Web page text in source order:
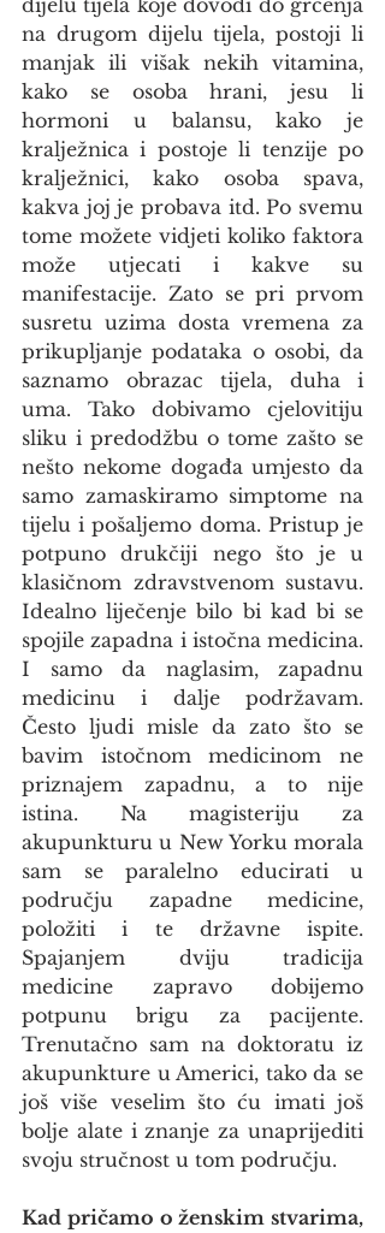
dijelu tijela koje dovodi do grčenja
na drugom dijelu tijela, postoji li
manjak ili višak nekih vitamina,
kako se osoba hrani, jesu li
hormoni u balansu, kako je
kralježnica i postoje li tenzije po
kralježnici, kako osoba spava,
kakva joj je probava itd. Po svemu
tome možete vidjeti koliko faktora
može utjecati i kakve su
manifestacije. Zato se pri prvom
susretu uzima dosta vremena za
prikupljanje podataka o osobi, da
saznamo obrazac tijela, duha i
uma. Tako dobivamo cjelovitiju
sliku i predodžbu o tome zašto se
nešto nekome događa umjesto da
samo zamaskiramo simptome na
tijelu i pošaljemo doma. Pristup je
potpuno drukčiji nego što je u
klasičnom zdravstvenom sustavu.
Idealno liječenje bilo bi kad bi se
spojile zapadna i istočna medicina.
I samo da naglasim, zapadnu
medicinu i dalje podržavam.
Često ljudi misle da zato što se
bavim istočnom medicinom ne
priznajem zapadnu, a to nije
istina. Na magisteriju za
akupunkturu u New Yorku morala
sam se paralelno educirati u
području zapadne medicine,
položiti i te državne ispite.
Spajanjem dviju tradicija
medicine zapravo dobijemo
potpunu brigu za pacijente.
Trenutačno sam na doktoratu iz
akupunkture u Americi, tako da se
još više veselim što ću imati još
bolje alate i znanje za unaprijediti
svoju stručnost u tom području.
Kad pričamo o ženskim stvarima,